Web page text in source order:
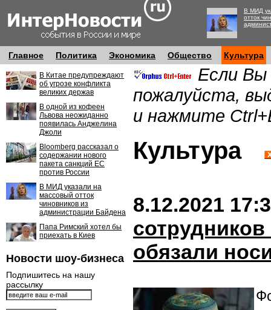
В МИД
отток
Главное Политика Экономика Общество Культура
В Китае предупреждают
об угрозе конфликта
великих держав
В одной из кофеен
Львова неожиданно
появилась Анджелина
Джоли
Bloomberg рассказал о
содержании нового
пакета санкций ЕС
против России
В МИД указали на
массовый отток
чиновников из
администрации Байдена
Папа Римский хотел бы
приехать в Киев
Новости шоу-бизнеса
Подпишитесь на нашу
рассылку
Если Вы
пожалуйста,
и нажмите
Культура
8.12.2021
обязали